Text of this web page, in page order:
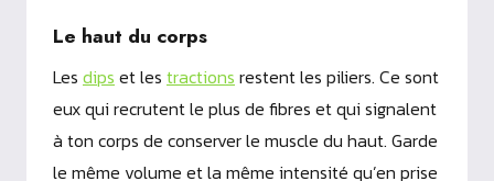
Le haut du corps
Les dips et les tractions restent les piliers. Ce sont
eux qui recrutent le plus de fibres et qui signalent
à ton corps de conserver le muscle du haut. Garde
le même volume et la même intensité qu’en prise